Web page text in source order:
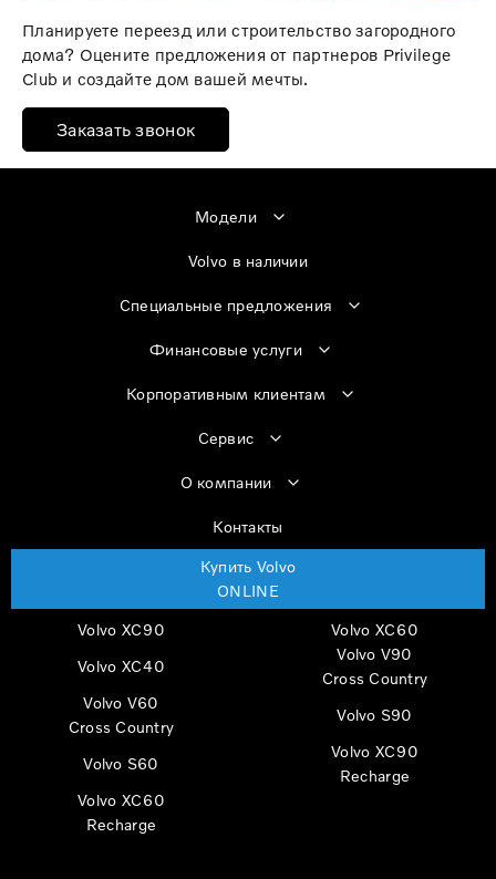
Планируете переезд или строительство загородного
дома? Оцените предложения от партнеров Privilege
Club и создайте дом вашей мечты.
Заказать звонок
Модели
Volvo в наличии
Специальные предложения
Финансовые услуги
Корпоративным клиентам
Сервис
О компании
Контакты
Купить Volvo
ONLINE
Volvo XC90
Volvo XC60
Volvo XC40
Volvo V90
Cross Country
Volvo V60
Cross Country
Volvo S90
Volvo S60
Volvo XC90
Recharge
Volvo XC60
Recharge